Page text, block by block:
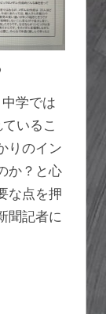
学では
いるこ
りのイン
か？と心
な点を押
聞記者に